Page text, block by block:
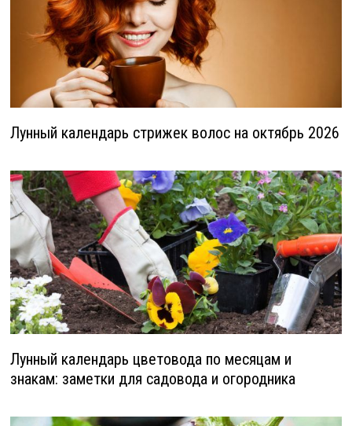
Лунный календарь стрижек волос на октябрь 2026
Лунный календарь цветовода по месяцам и
знакам: заметки для садовода и огородника